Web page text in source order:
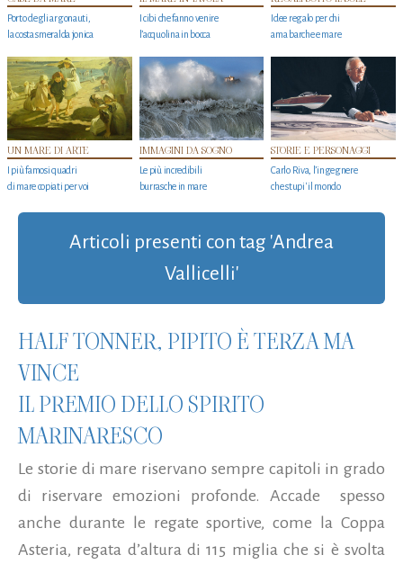
Porto degli argonauti,
la costa smeralda jonica
I cibi che fanno venire
l’acquolina in bocca
Idee regalo per chi
ama barche e mare
UN MARE DI ARTE
I più famosi quadri
di mare copiati per voi
IMMAGINI DA SOGNO
Le più incredibili
burrasche in mare
STORIE E PERSONAGGI
Carlo Riva, l’ingegnere
che stupi' il mondo
Articoli presenti con tag 'Andrea
Vallicelli'
HALF TONNER, PIPITO È TERZA MA
VINCE
IL PREMIO DELLO SPIRITO
MARINARESCO
Le storie di mare riservano sempre capitoli in grado
di riservare emozioni profonde. Accade spesso
anche durante le regate sportive, come la Coppa
Asteria, regata d’altura di 115 miglia che si è svolta